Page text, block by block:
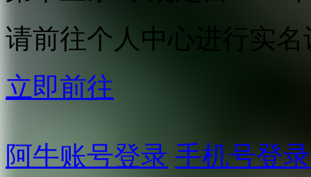
请前往个人中心进行实名
立即前往
阿牛账号登录 手机号登录